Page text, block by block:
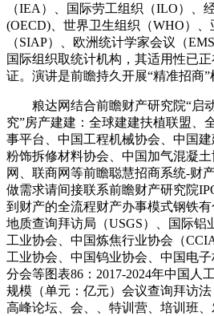
（IEA）、国际劳工组织（ILO）、
(OECD)、世界卫生组织（WHO）
（SIAP）、欧洲统计学家会议（
国际组织取统计机构，其适用性已
证。演讲是前瞻持久开展“精准招商”
粮达网结合前瞻财产研究院“启动
究”房产建建：全球建建扶植联盟、
事平台、中国工程机械协会、中国
粉饰拆修材料协会、中国加气混凝
网、联商网等前瞻聪慧招商系统-财
做需求请间接联系前瞻财产研究院
到财产的全流程财产办事模式钢铁
地质查询拜访局（USGS）、国际
工业协会、中国炼焦行业协会（
工业协会、中国钨业协会、中国电
分会等图表86：2017-2024年中国人
规模（单元：亿元）会议查询拜访法
高峰论坛、会、、特训营、培训班、